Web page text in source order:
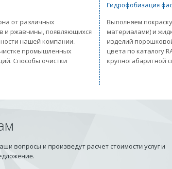
от различных
и ржавчины, появляющихся
нашей компании.
промышленных
Способы очистки
Гидрофобизация
Выполняем
материалами) и
изделий
цвета по каталогу
крупногабаритной
вопросы и произведут расчет стоимости услуг и